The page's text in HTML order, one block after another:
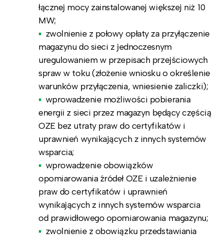
łącznej mocy zainstalowanej większej niż 10
MW;
zwolnienie z połowy opłaty za przyłączenie
magazynu do sieci z jednoczesnym
uregulowaniem w przepisach przejściowych
spraw w toku (złożenie wniosku o określenie
warunków przyłączenia, wniesienie zaliczki);
wprowadzenie możliwości pobierania
energii z sieci przez magazyn będący częścią
OZE bez utraty praw do certyfikatów i
uprawnień wynikających z innych systemów
wsparcia;
wprowadzenie obowiązków
opomiarowania źródeł OZE i uzależnienie
praw do certyfikatów i uprawnień
wynikających z innych systemów wsparcia
od prawidłowego opomiarowania magazynu;
zwolnienie z obowiązku przedstawiania